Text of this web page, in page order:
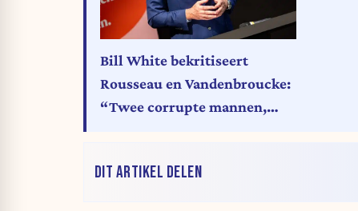
Bill White bekritiseert
Rousseau en Vandenbroucke:
“Twee corrupte mannen,
DIT ARTIKEL DELEN